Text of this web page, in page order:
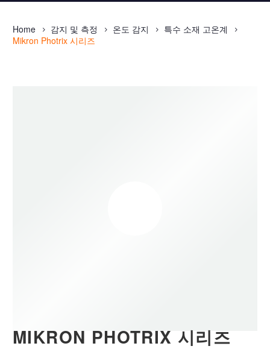
Home 감지 및 측정 온도 감지
특수 소재 고온계
Mikron Photrix 시리즈
MIKRON PHOTRIX 시리즈